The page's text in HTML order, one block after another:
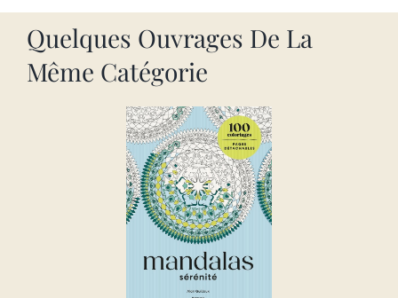
Quelques Ouvrages De La
Même Catégorie